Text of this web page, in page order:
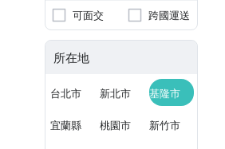
可面交 跨國運送
所在地
台北市 新北市 基隆市
宜蘭縣 桃園市 新竹市